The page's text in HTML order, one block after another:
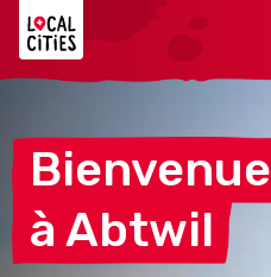
Bienvenue
à Abtwil